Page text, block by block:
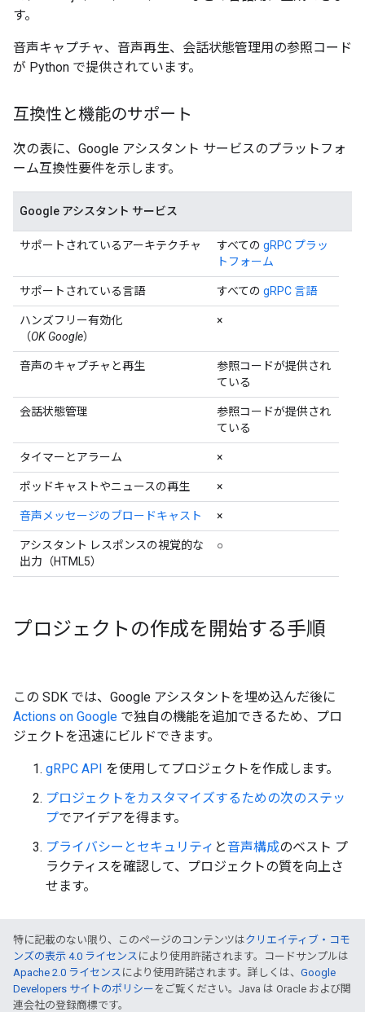
す。
音声キャプチャ、音声再生、会話状態管理用の参照コード
が Python で提供されています。
互換性と機能のサポート
次の表に、Google アシスタント サービスのプラットフォ
ーム互換性要件を示します。
Google アシスタント サービス
サポートされているアーキテクチャ すべての gRPC プラッ
トフォーム
サポートされている言語 すべての gRPC 言語
ハンズフリー有効化
（OK Google）
×
音声のキャプチャと再生
参照コードが提供され
ている
会話状態管理
参照コードが提供され
ている
タイマーとアラーム ×
ポッドキャストやニュースの再生 ×
音声メッセージのブロードキャスト ×
アシスタント レスポンスの視覚的な
出力（HTML5）
○
プロジェクトの作成を開始する手順
この SDK では、Google アシスタントを埋め込んだ後に
Actions on Google で独自の機能を追加できるため、プロ
ジェクトを迅速にビルドできます。
gRPC API を使用してプロジェクトを作成します。
プロジェクトをカスタマイズするための次のステッ
プでアイデアを得ます。
プライバシーとセキュリティ と音声構成のベスト プ
ラクティスを確認して、プロジェクトの質を向上さ
せます。
特に記載のない限り、このページのコンテンツはクリエイティブ・コモ
ンズの表示 4.0 ライセンス により使用許諾されます。コードサンプルは
Apache 2.0 ライセンス により使用許諾されます。詳しくは、 Google
Developers サイトのポリシー をご覧ください。Java は Oracle および関
連会社の登録商標です。